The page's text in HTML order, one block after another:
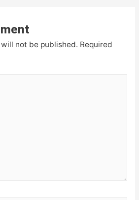
not be published. Required